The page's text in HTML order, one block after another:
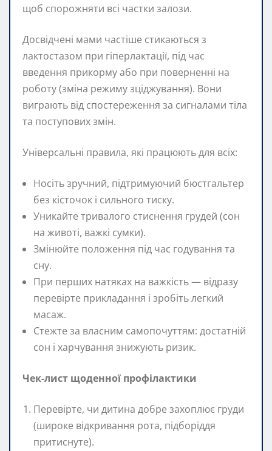
щоб спорожняти всі частки залози.
Досвідчені мами частіше стикаються з
лактoстазом при гіперлактації, під час
введення прикорму або при поверненні на
роботу (зміна режиму зціджування). Вони
виграють від спостереження за сигналами тіла
та поступових змін.
Універсальні правила, які працюють для всіх:
Носіть зручний, підтримуючий бюстгальтер
без кісточок і сильного тиску.
Уникайте тривалого стиснення грудей (сон
на животі, важкі сумки).
Змінюйте положення під час годування та
сну.
При перших натяках на важкість — відразу
перевірте прикладання і зробіть легкий
масаж.
Стежте за власним самопочуттям: достатній
сон і харчування знижують ризик.
Чек-лист щоденної профілактики
Перевірте, чи дитина добре захоплює груди
(широке відкривання рота, підборіддя
притиснуте).